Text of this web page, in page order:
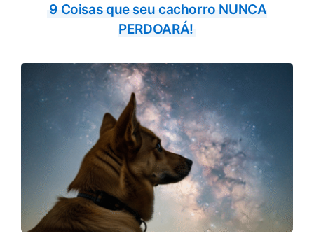
9 Coisas que seu cachorro NUNCA
PERDOARÁ!